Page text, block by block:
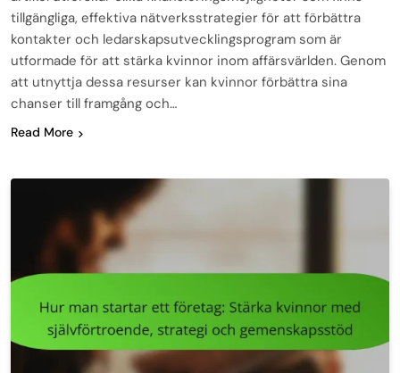
tillgängliga, effektiva nätverksstrategier för att förbättra
kontakter och ledarskapsutvecklingsprogram som är
utformade för att stärka kvinnor inom affärsvärlden. Genom
att utnyttja dessa resurser kan kvinnor förbättra sina
chanser till framgång och…
Read More